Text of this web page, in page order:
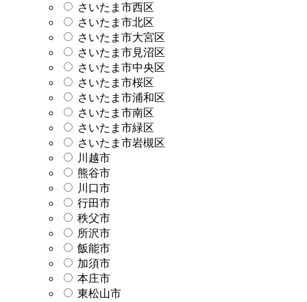
さいたま市西区
さいたま市北区
さいたま市大宮区
さいたま市見沼区
さいたま市中央区
さいたま市桜区
さいたま市浦和区
さいたま市南区
さいたま市緑区
さいたま市岩槻区
川越市
熊谷市
川口市
行田市
秩父市
所沢市
飯能市
加須市
本庄市
東松山市